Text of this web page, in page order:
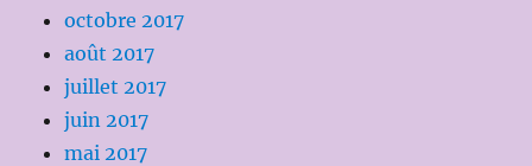
octobre 2017
août 2017
juillet 2017
juin 2017
mai 2017